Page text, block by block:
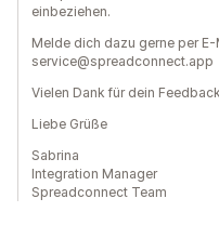
einbeziehen.
Melde dich dazu gerne per
service@spreadconnect.app
Vielen Dank für dein
Liebe Grüße
Sabrina
Integration Manager
Spreadconnect Team